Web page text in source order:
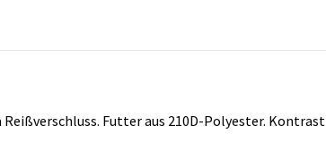
Futter aus 210D-Polyester.